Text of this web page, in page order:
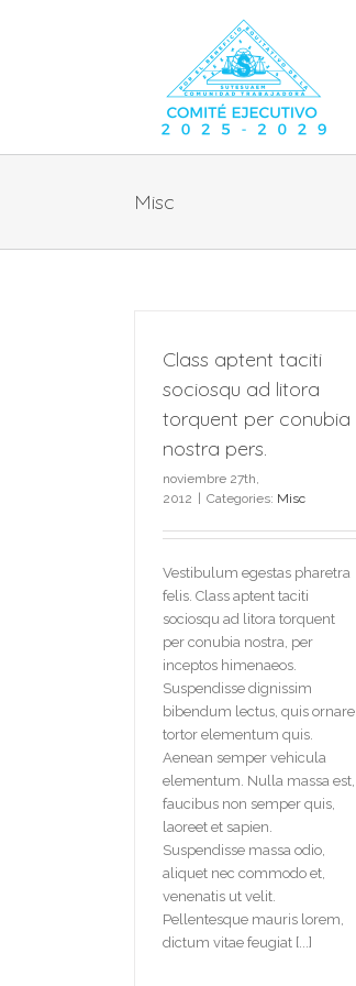
Misc
Class aptent taciti
sociosqu ad litora
torquent per conubia
nostra pers.
noviembre 27th,
2012
Categories: Misc
Vestibulum egestas pharetra
felis. Class aptent taciti
sociosqu ad litora torquent
per conubia nostra, per
inceptos himenaeos.
Suspendisse dignissim
bibendum lectus, quis ornare
tortor elementum quis.
Aenean semper vehicula
elementum. Nulla massa est,
faucibus non semper quis,
laoreet et sapien.
Suspendisse massa odio,
aliquet nec commodo et,
venenatis ut velit.
Pellentesque mauris lorem,
dictum vitae feugiat [...]